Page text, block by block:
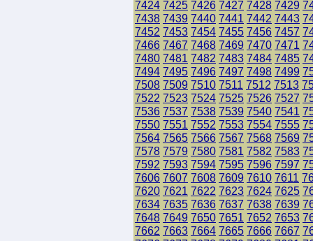
7424 7425 7426 7427 7428 7429
7438 7439 7440 7441 7442 7443
7452 7453 7454 7455 7456 7457
7466 7467 7468 7469 7470 7471
7480 7481 7482 7483 7484 7485
7494 7495 7496 7497 7498 7499
7508 7509 7510 7511 7512 7513
7522 7523 7524 7525 7526 7527
7536 7537 7538 7539 7540 7541
7550 7551 7552 7553 7554 7555
7564 7565 7566 7567 7568 7569
7578 7579 7580 7581 7582 7583
7592 7593 7594 7595 7596 7597
7606 7607 7608 7609 7610 7611
7620 7621 7622 7623 7624 7625
7634 7635 7636 7637 7638 7639
7648 7649 7650 7651 7652 7653
7662 7663 7664 7665 7666 7667